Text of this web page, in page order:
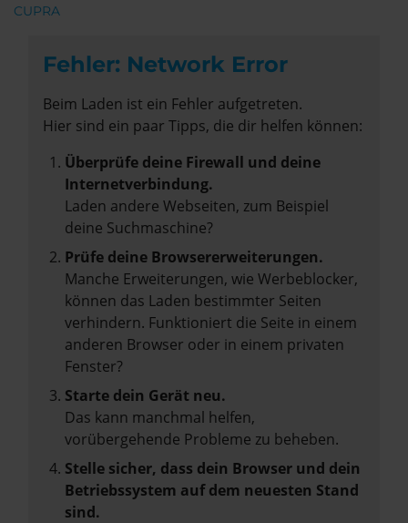
CUPRA
Fehler: Network Error
Beim Laden ist ein Fehler aufgetreten.
Hier sind ein paar Tipps, die dir helfen können:
Überprüfe deine Firewall und deine
Internetverbindung.
Laden andere Webseiten, zum Beispiel
deine Suchmaschine?
Prüfe deine Browsererweiterungen.
Manche Erweiterungen, wie Werbeblocker,
können das Laden bestimmter Seiten
verhindern. Funktioniert die Seite in einem
anderen Browser oder in einem privaten
Fenster?
Starte dein Gerät neu.
Das kann manchmal helfen,
vorübergehende Probleme zu beheben.
Stelle sicher, dass dein Browser und dein
Betriebssystem auf dem neuesten Stand
sind.